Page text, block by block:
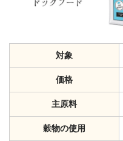
対象
価格
主原料
穀物の使用